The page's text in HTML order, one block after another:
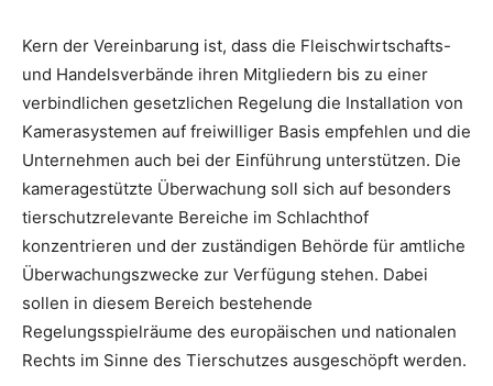
Kern der Vereinbarung ist, dass die Fleischwirtschafts-
und Handelsverbände ihren Mitgliedern bis zu einer
verbindlichen gesetzlichen Regelung die Installation von
Kamerasystemen auf freiwilliger Basis empfehlen und die
Unternehmen auch bei der Einführung unterstützen. Die
kameragestützte Überwachung soll sich auf besonders
tierschutzrelevante Bereiche im Schlachthof
konzentrieren und der zuständigen Behörde für amtliche
Überwachungszwecke zur Verfügung stehen. Dabei
sollen in diesem Bereich bestehende
Regelungsspielräume des europäischen und nationalen
Rechts im Sinne des Tierschutzes ausgeschöpft werden.